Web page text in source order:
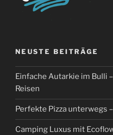
NEUSTE BEITRÄGE
Einfache Autarkie im Bulli
Reisen
Perfekte Pizza unterwegs
Camping Luxus mit